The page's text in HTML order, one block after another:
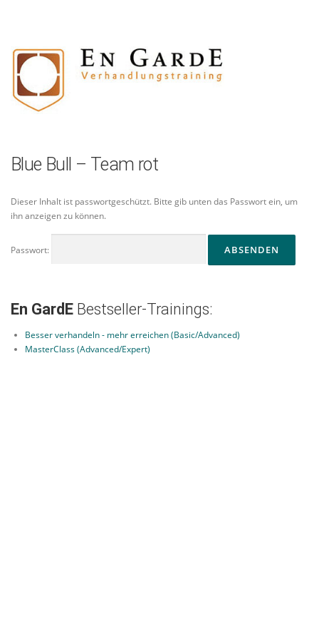
Blue Bull – Team rot
Dieser Inhalt ist passwortgeschützt. Bitte gib unten das Passwort ein, um
ihn anzeigen zu können.
Passwort:
En GardE Bestseller-Trainings:
Besser verhandeln - mehr erreichen (Basic/Advanced)
MasterClass (Advanced/Expert)